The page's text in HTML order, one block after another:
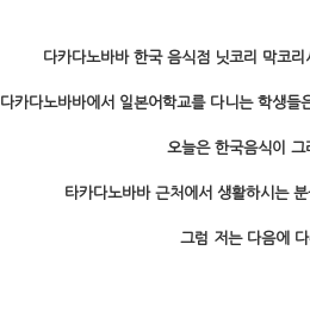
다카다노바바 한국 음식점 닛코리 막코
다카다노바바에서 일본어학교를 다니는 학생
오늘은 한국음식이
타카다노바바 근처에서 생활하시는
그럼 저는 다음에